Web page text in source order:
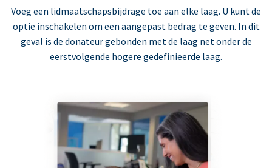
Voeg een lidmaatschapsbijdrage toe aan elke laag. U kunt de
optie inschakelen om een aangepast bedrag te geven. In dit
geval is de donateur gebonden met de laag net onder de
eerstvolgende hogere gedefinieerde laag.